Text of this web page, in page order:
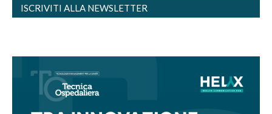
ISCRIVITI ALLA NEWSLETTER